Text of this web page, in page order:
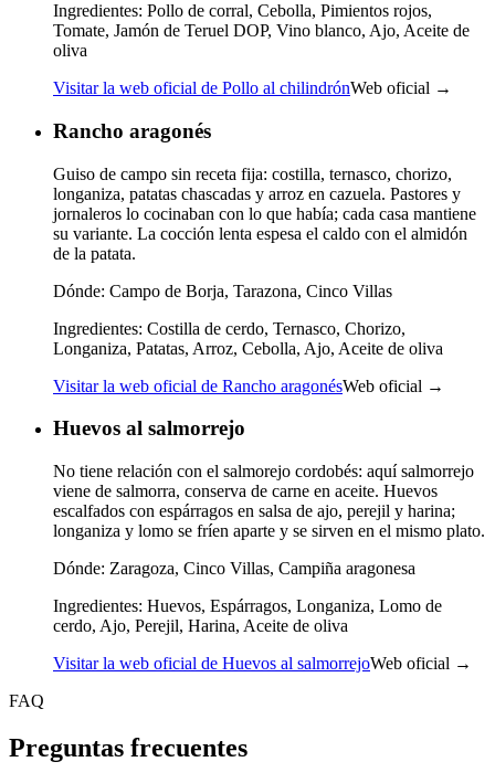
Ingredientes: Pollo de corral, Cebolla, Pimientos rojos,
Tomate, Jamón de Teruel DOP, Vino blanco, Ajo, Aceite de
oliva
Visitar la web oficial de Pollo al chilindrónWeb oficial →
Rancho aragonés
Guiso de campo sin receta fija: costilla, ternasco, chorizo,
longaniza, patatas chascadas y arroz en cazuela. Pastores y
jornaleros lo cocinaban con lo que había; cada casa mantiene
su variante. La cocción lenta espesa el caldo con el almidón
de la patata.
Dónde: Campo de Borja, Tarazona, Cinco Villas
Ingredientes: Costilla de cerdo, Ternasco, Chorizo,
Longaniza, Patatas, Arroz, Cebolla, Ajo, Aceite de oliva
Visitar la web oficial de Rancho aragonésWeb oficial →
Huevos al salmorrejo
No tiene relación con el salmorejo cordobés: aquí salmorrejo
viene de salmorra, conserva de carne en aceite. Huevos
escalfados con espárragos en salsa de ajo, perejil y harina;
longaniza y lomo se fríen aparte y se sirven en el mismo plato.
Dónde: Zaragoza, Cinco Villas, Campiña aragonesa
Ingredientes: Huevos, Espárragos, Longaniza, Lomo de
cerdo, Ajo, Perejil, Harina, Aceite de oliva
Visitar la web oficial de Huevos al salmorrejoWeb oficial →
FAQ
Preguntas frecuentes